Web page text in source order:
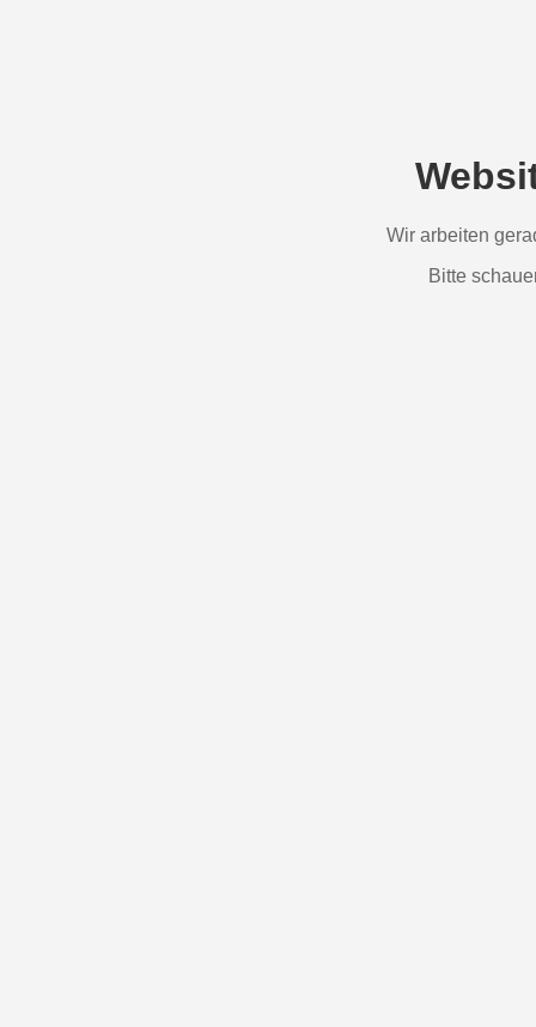
Wir arbeiten
Bitte